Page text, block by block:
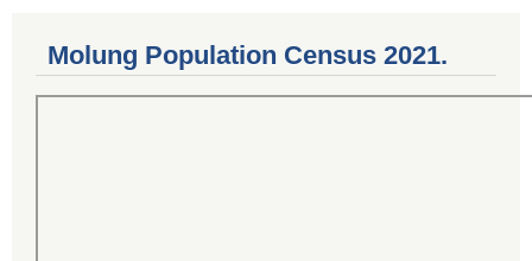
Molung Population Census 2021.